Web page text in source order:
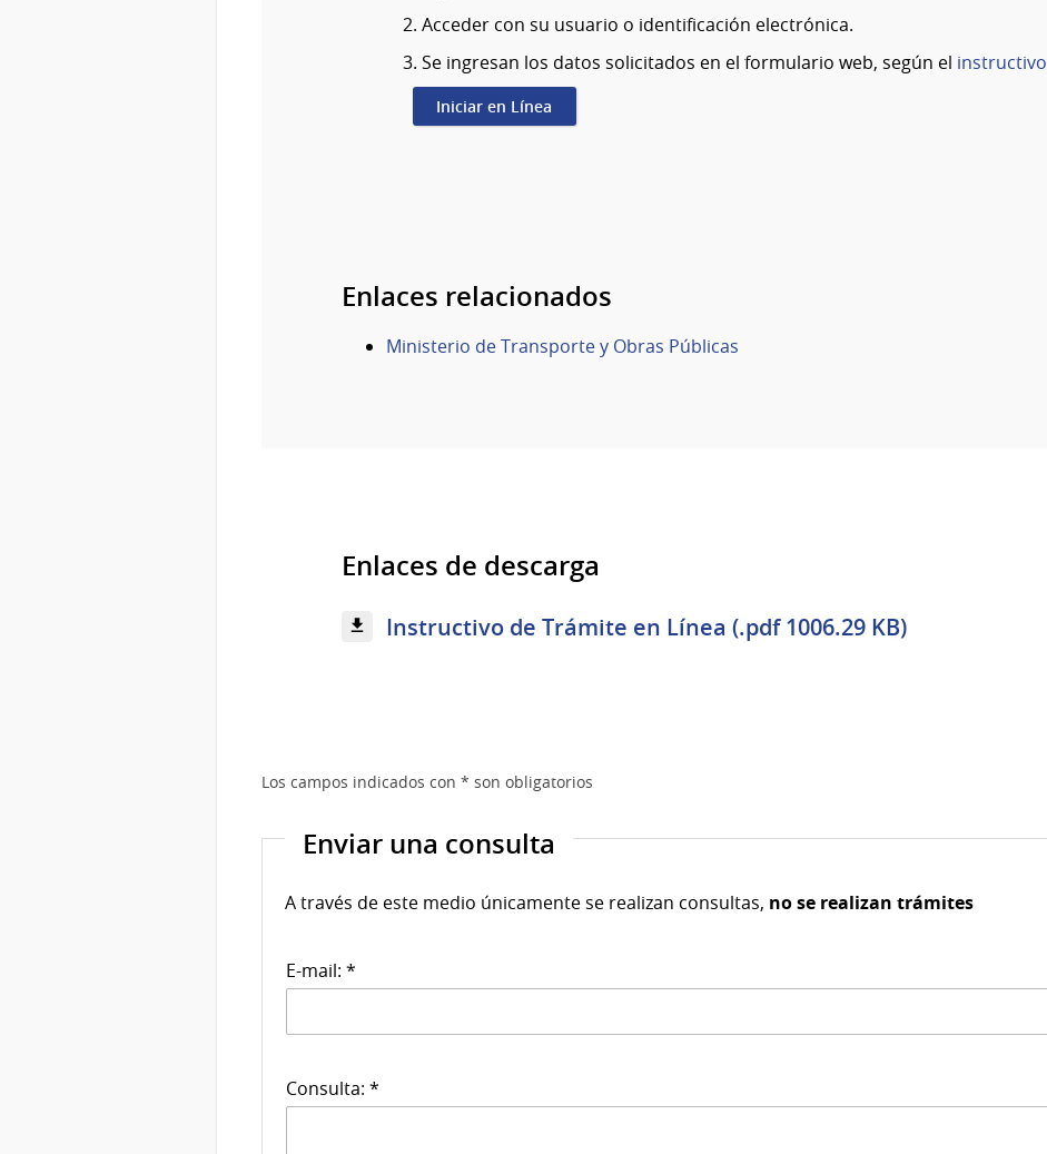
Acceder con su usuario o identificación electrónica.
Se ingresan los datos solicitados en el formulario web, según el instructivo
Iniciar en Línea
Enlaces relacionados
Ministerio de Transporte y Obras Públicas
Enlaces de descarga
Instructivo de Trámite en Línea (.pdf 1006.29 KB)
Los campos indicados con * son obligatorios
Enviar una consulta
A través de este medio únicamente se realizan consultas, no se realizan trámites
E-mail: *
Consulta: *